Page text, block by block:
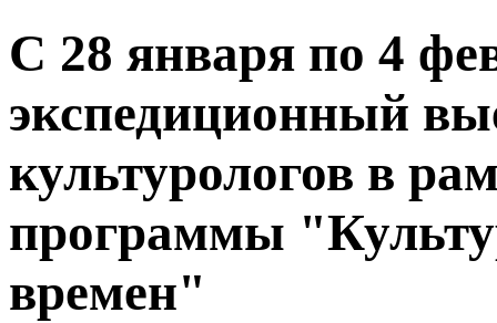
С 28 января по 4
экспедиционный
культурологов в
программы
времен"